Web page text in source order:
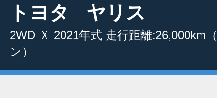
トヨタ ヤリス
2WD Ｘ 2021年式 走行距離:26,000km
ン）